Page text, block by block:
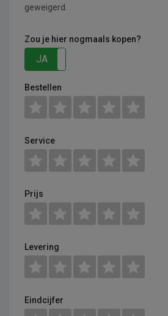
geweigerd.
Zou je hier nogmaals kopen?
JA
Bestellen
Service
Prijs
Levering
Eindcijfer